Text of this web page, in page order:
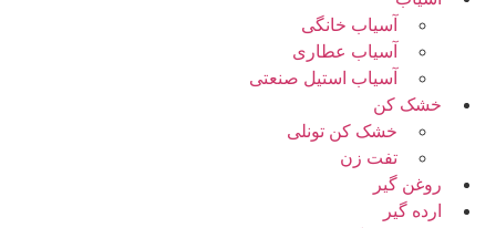
آسیاب خانگی
آسیاب عطاری
آسیاب استیل صنعتی
خشک کن
خشک کن تونلی
تفت زن
روغن گیر
ارده گیر